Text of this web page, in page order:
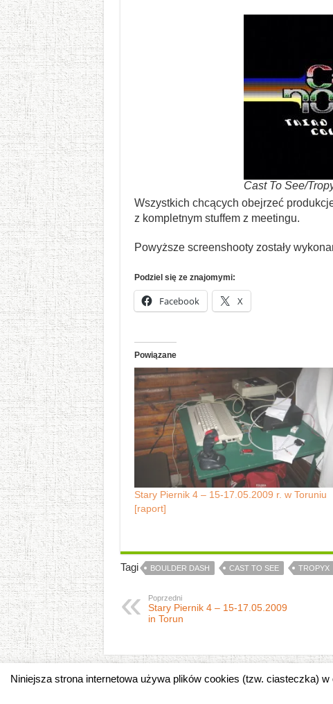
Cast To See/
Wszystkich chcących obejrzeć
z kompletnym stuffem z meetingu.
Powyższe screenshooty zostały
Podziel się ze znajomymi:
Facebook X
Powiązane
Stary Piernik 4 – 15-17.05.2009 r. w Toruniu
[raport]
Tagi BOULDER DASH CAST TO SEE TROPYX
Poprzedni
Stary Piernik 4 – 15-17.05.2009
in Torun
Niniejsza strona internetowa używa plików cookies (tzw. ciasteczka)